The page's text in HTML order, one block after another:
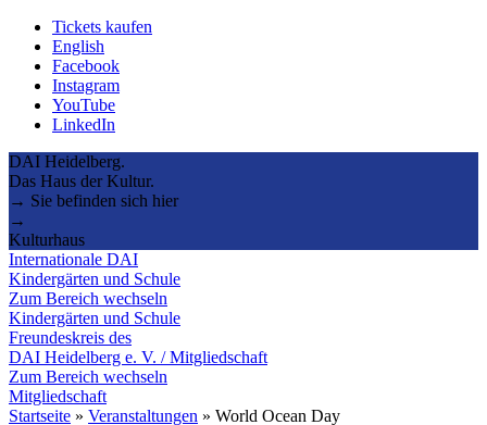
Tickets kaufen
English
Facebook
Instagram
YouTube
LinkedIn
DAI Heidelberg.
Das Haus der Kultur.
→ Sie befinden sich hier
→
Kulturhaus
Internationale DAI
Kindergärten und Schule
Zum Bereich wechseln
Kindergärten und Schule
Freundeskreis des
DAI Heidelberg e. V. / Mitgliedschaft
Zum Bereich wechseln
Mitgliedschaft
Startseite » Veranstaltungen » World Ocean Day